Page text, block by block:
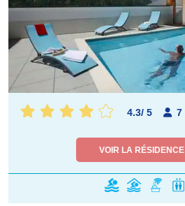
4.3/ 5 7
VOIR LA RÉSIDENCE